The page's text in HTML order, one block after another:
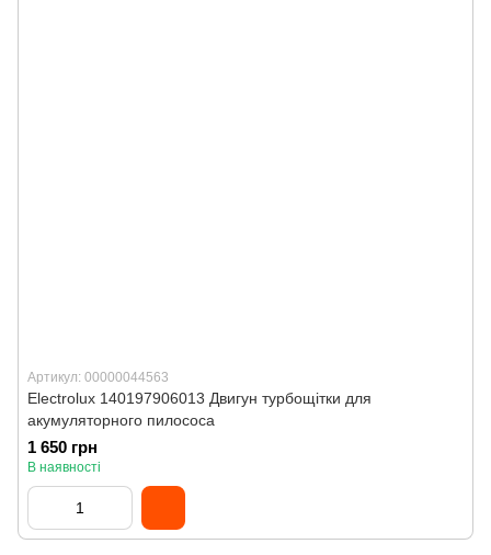
Артикул: 00000044563
Electrolux 140197906013 Двигун турбощітки для
акумуляторного пилососа
1 650 грн
В наявності